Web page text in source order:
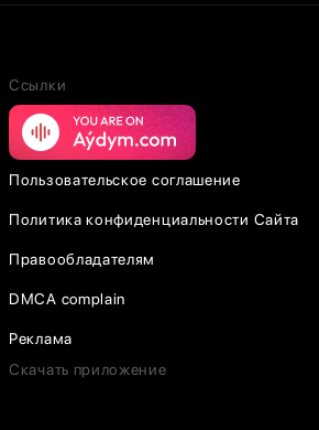
Ссылки
Пользовательское соглашение
Политика конфиденциальности Сайта
Правообладателям
DMCA complain
Реклама
Скачать приложение